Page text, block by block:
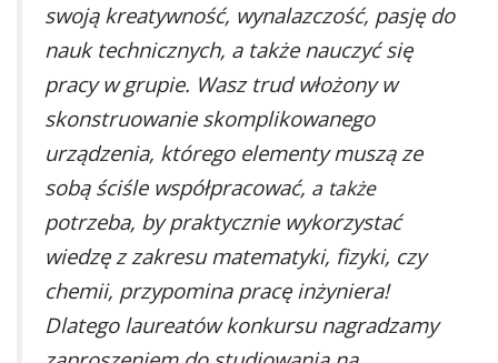
swoją kreatywność, wynalazczość, pasję do
nauk technicznych, a także nauczyć się
pracy w grupie. Wasz trud włożony w
skonstruowanie skomplikowanego
urządzenia, którego elementy muszą ze
sobą ściśle współpracować, a także
potrzeba, by praktycznie wykorzystać
wiedzę z zakresu matematyki, fizyki, czy
chemii, przypomina pracę inżyniera!
Dlatego laureatów konkursu nagradzamy